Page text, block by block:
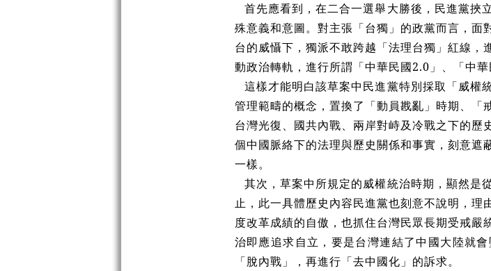
首先應看到，在二合一選舉大勝後，民進黨挾
殊意義和意圖。對主張「台獨」的政黨而言，
台的威懾下，獨派不敢跨越「法理台獨」紅線
動政治轉軌，進行所謂「中華民國2.0」、「中華
這樣才能明白該草案中民進黨特別採取「威權
管理範疇的概念，置換了「動員戡亂」時期、
台灣光復、國共內戰、兩岸對峙及冷戰之下的
個中國脈絡下的法理與歷史關係和事實，刻意
一樣。
其次，草案中所規定的威權統治時期，顯然是
止，此一具體歷史內容民進黨也刻意不說明，
度改革成績的自傲，也抓住台灣民眾長期受戒
治即應追求自立，要是台灣連結了中國大陸就
「脫內戰」，再進行「去中國化」的訴求。